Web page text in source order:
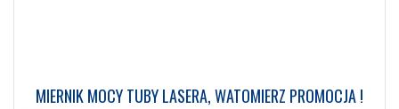
MIERNIK MOCY TUBY LASERA, WATOMIERZ PROMOCJA !